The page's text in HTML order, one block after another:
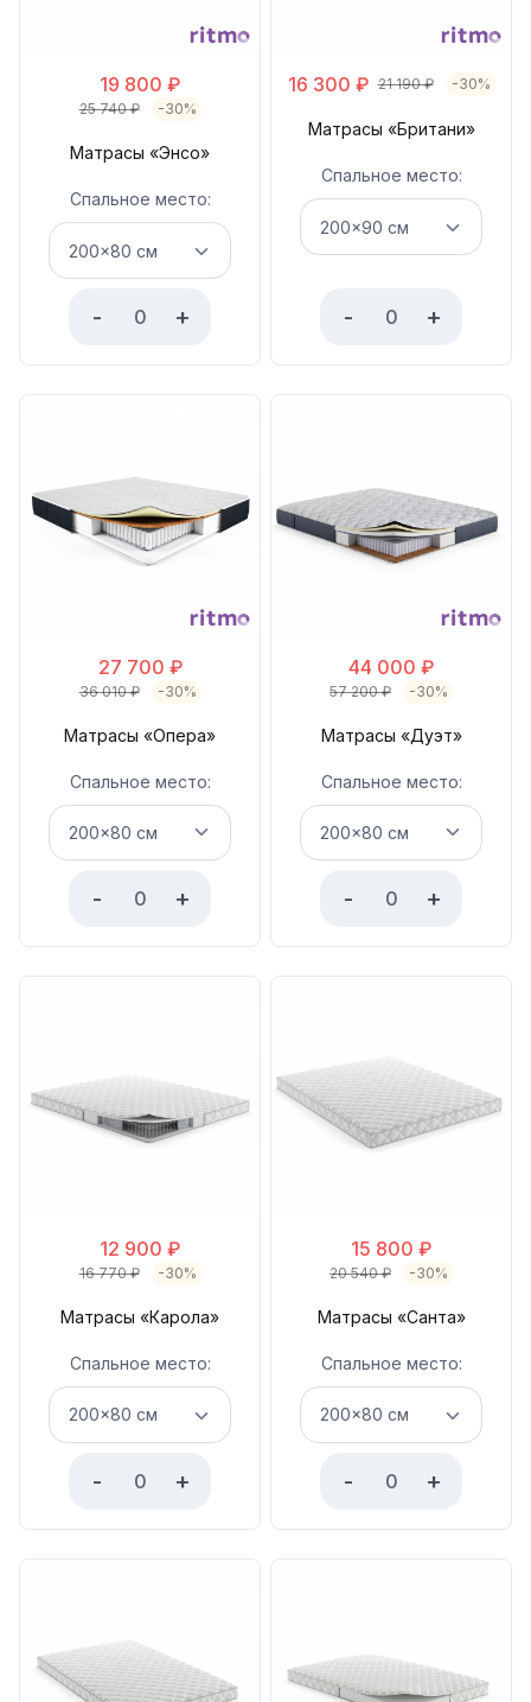
19 800 ₽
25 740₽ -30%
Матрасы «Энсо»
Спальное место:
- +
16 300 ₽ 21 190₽ -30%
Матрасы «Британи»
Спальное место:
- +
27 700 ₽
36 010₽ -30%
Матрасы «Опера»
Спальное место:
- +
44 000 ₽
57 200₽ -30%
Матрасы «Дуэт»
Спальное место:
- +
12 900 ₽
16 770₽ -30%
Матрасы «Карола»
Спальное место:
- +
15 800 ₽
20 540₽ -30%
Матрасы «Санта»
Спальное место:
- +